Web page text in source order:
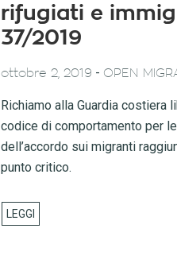
rifugiati e
37/2019
ottobre 2, 2019 - OPEN
Richiamo alla Guardia costiera
codice di comportamento per
dell’accordo sui migranti
punto critico.